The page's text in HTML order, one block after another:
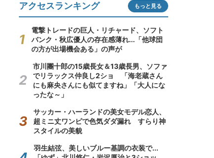
アクセスランキング もっと見る
電撃トレードの巨人・リチャード、ソフト
バンク・秋広優人の存在感薄れ...「他球団
の方が出場機会ある」の声が
市川團十郎の15歳長女＆13歳長男、ソファ
でリラックス仲良し2ショ 「海老蔵さん
にも麻央さんにも似てますね」「大人にな
ったな～」
サッカー・ハーランドの美女モデル恋人、
超ミニ丈ワンピで色気ダダ漏れ すらり神
スタイルの美貌
羽生結弦、美しいブルー基調の衣装で...